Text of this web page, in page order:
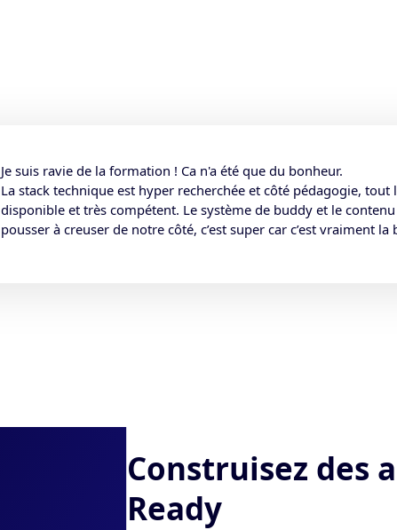
Je suis ravie de la formation ! Ca n'a été que du bonheur.
La stack technique est hyper recherchée et côté pédagogie, tout
disponible et très compétent. Le système de buddy et le
pousser à creuser de notre côté, c’est super car c’est vraiment
Construisez des
Ready